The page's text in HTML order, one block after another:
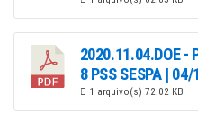
2020.11.04.DOE -
8 PSS SESPA |
1 arquivo(s) 72.02 KB